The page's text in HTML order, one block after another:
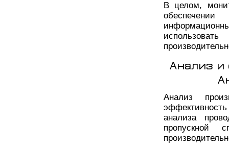
В целом,
Анализ и
Анализ
анализа
пропускной